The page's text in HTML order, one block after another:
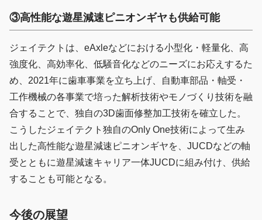
③高性能な遊星減速ピニオンギヤも供給可能
ジェイテクトは、eAxleなどにおける小型化・軽量化、高
強度化、高効率化、低騒音化などのニーズにお応えするた
め、2021年に歯車事業を立ち上げ、自動車部品・軸受・
工作機械の各事業で培った解析技術やモノづくり技術を融
合することで、独自の3D歯面修整加工技術を確立した。
こうしたジェイテクト独自のOnly One技術によって生み
出した高性能な遊星減速ピニオンギヤを、JUCDなどの軸
受とともに遊星減速キャリア一体JUCDに組み付け、供給
することも可能となる。
今後の展望